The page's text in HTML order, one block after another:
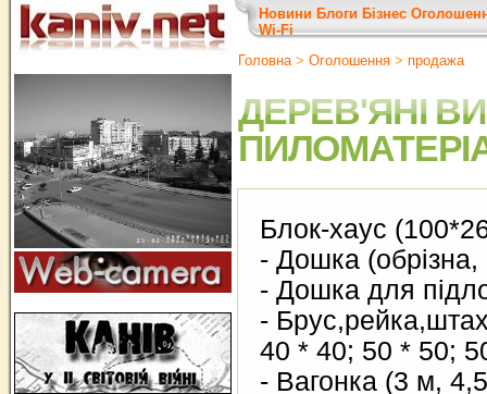
Новини Блоги Бізнес
Wi-Fi
Головна> Оголошення > продажа
ДЕРЕВ'ЯНІ
Блок-хаус
- Дошка (обрізна,
- Дошка для
-
40 * 40; 50 * 50;
- Вагонка (3 м,